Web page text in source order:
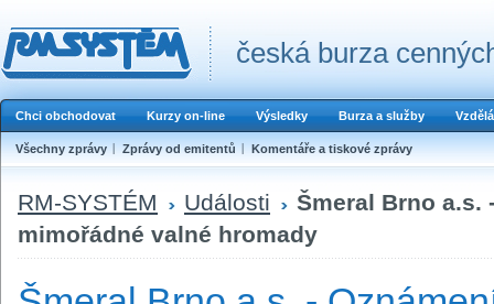
česká burza
Chci obchodovat Kurzy on-line Výsledky Burza a služby
Všechny zprávy Zprávy od emitentů Komentáře a tiskové zprávy
RM-SYSTÉM Události
Šmeral Brno a.s.
mimořádné valné hromady